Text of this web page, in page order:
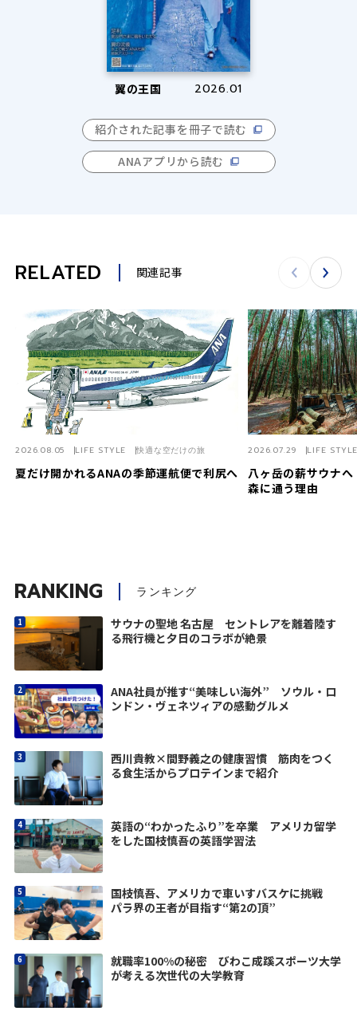
翼の王国 2026.01
紹介された記事を冊子で読む
ANAアプリから読む
RELATED 関連記事
夏だけ開かれるANAの季節運航便で利尻へ
2026.08.05 LIFE STYLE 快適な空だけの旅
八ヶ岳の薪サウナ
森に通う理由
2026.07.29 LIFE
RANKING ランキング
サウナの聖地 名古屋 セントレアを離着陸す
る飛行機と夕日のコラボが絶景
ANA社員が推す“美味しい海外” ソウル・ロ
ンドン・ヴェネツィアの感動グルメ
西川貴教×間野義之の健康習慣 筋肉をつく
る食生活からプロテインまで紹介
英語の“わかったふり”を卒業 アメリカ留学
をした国枝慎吾の英語学習法
国枝慎吾、アメリカで車いすバスケに挑戦
パラ界の王者が目指す“第2の頂”
就職率100%の秘密 びわこ成蹊スポーツ大学
が考える次世代の大学教育